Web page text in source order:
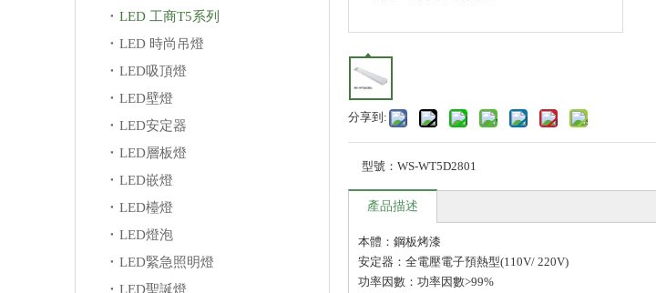
LED 工商T5系列
LED 時尚吊燈
LED吸頂燈
LED壁燈
LED安定器
LED層板燈
LED嵌燈
LED檯燈
LED燈泡
LED緊急照明燈
LED聖誕燈
分享到:
型號： WS-WT5D2801
產品描述
本體：鋼板烤漆
安定器：全電壓電子預熱型(110V/ 220V)
功率因數：功率因數>99%